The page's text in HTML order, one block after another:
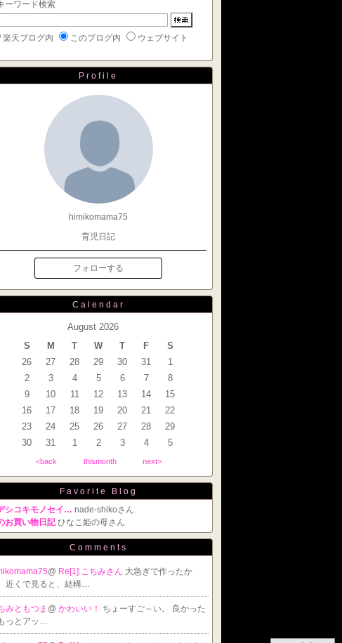
ーワード検索
楽天ブログ内 このブログ内 ウェブサイト
Profile
himikomama75
育児日記
フォローする
Calendar
August 2026
S
M T W T F
S
26
27 28 29 30 31
1
2
3 4 5 6 7
8
9
10 11 12 13 14
15
16
17 18 19 20 21
22
23
24 25 26 27 28
29
30
31 1 2 3 4 5
<back thismonth next>
Favorite Blog
シコキモノセイ… nade-shikoさん
お買い物日記ひなこ姫の母さん
Comments
@ Re[1]:こちみさん 大急ぎで作ったか
近くで見ると、結構…
みともつま @ かわいい！ ちょーすご～い。 良かった
っとアッ…